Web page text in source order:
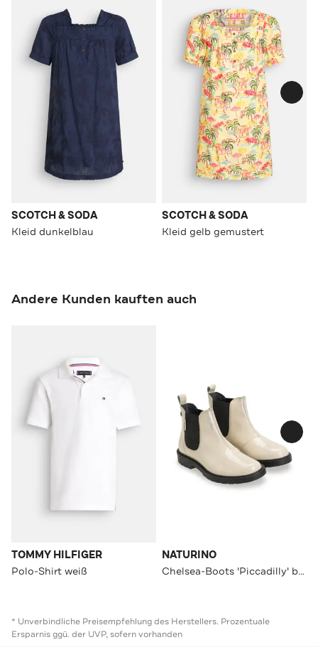
SCOTCH & SODA
Kleid dunkelblau
SCOTCH & SODA
Kleid gelb gemustert
Andere Kunden kauften auch
TOMMY HILFIGER
Polo-Shirt weiß
NATURINO
Chelsea-Boots 'Piccadilly' beige
* Unverbindliche Preisempfehlung des Herstellers. Prozentuale
Ersparnis ggü. der UVP, sofern vorhanden